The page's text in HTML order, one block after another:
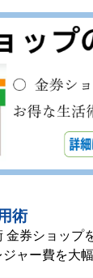
術
金券ショップ
ャー費を大